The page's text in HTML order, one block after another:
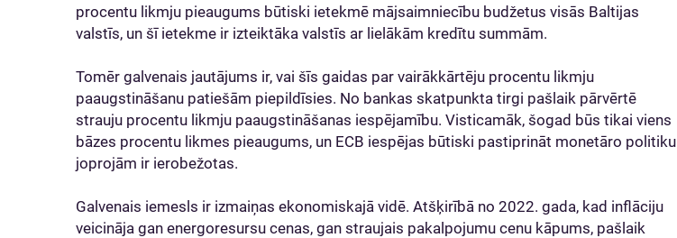
procentu likmju pieaugums būtiski ietekmē mājsaimniecību budžetus visās Baltijas
valstīs, un šī ietekme ir izteiktāka valstīs ar lielākām kredītu summām.
Tomēr galvenais jautājums ir, vai šīs gaidas par vairākkārtēju procentu likmju
paaugstināšanu patiešām piepildīsies. No bankas skatpunkta tirgi pašlaik pārvērtē
strauju procentu likmju paaugstināšanas iespējamību. Visticamāk, šogad būs tikai viens
bāzes procentu likmes pieaugums, un ECB iespējas būtiski pastiprināt monetāro politiku
joprojām ir ierobežotas.
Galvenais iemesls ir izmaiņas ekonomiskajā vidē. Atšķirībā no 2022. gada, kad inflāciju
veicināja gan energoresursu cenas, gan straujais pakalpojumu cenu kāpums, pašlaik